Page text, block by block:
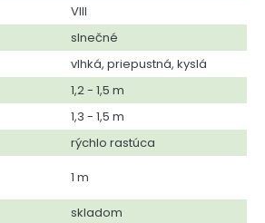
VIII
slnečné
vlhká, priepustná, kyslá
1,2 - 1,5 m
1,3 - 1,5 m
rýchlo rastúca
1 m
skladom